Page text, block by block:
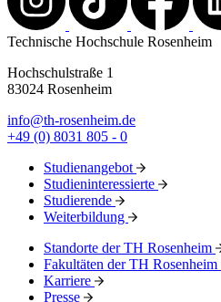
Technische Hochschule Rosenheim
Hochschulstraße 1
83024 Rosenheim
info@th-rosenheim.de
+49 (0) 8031 805 - 0
Studienangebot
Studieninteressierte
Studierende
Weiterbildung
Standorte der TH Rosenheim
Fakultäten der TH Rosenheim
Karriere
Presse